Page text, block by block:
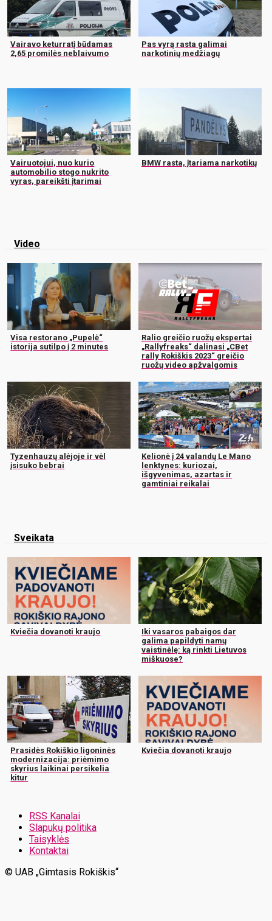
Vairavo keturratį būdamas
2,65 promilės neblaivumo
Pas vyrą rasta galimai
narkotinių medžiagų
Vairuotojui, nuo kurio
automobilio stogo nukrito
vyras, pareikšti įtarimai
BMW rasta, įtariama narkotikų
Video
Visa restorano „Pupelė“
istorija sutilpo į 2 minutes
Ralio greičio ruožų ekspertai
„Rallyfreaks“ dalinasi „CBet
rally Rokiškis 2023“ greičio
ruožų video apžvalgomis
Tyzenhauzų alėjoje ir vėl
įsisuko bebrai
Kelionė į 24 valandų Le Mano
lenktynes: kuriozai,
išgyvenimas, azartas ir
gamtiniai reikalai
Sveikata
Kviečia dovanoti kraujo
Iki vasaros pabaigos dar
galima papildyti namų
vaistinėlę: ką rinkti Lietuvos
miškuose?
Prasidės Rokiškio ligoninės
modernizacija: priėmimo
skyrius laikinai persikelia
kitur
Kviečia dovanoti kraujo
RSS Kanalai
Slapukų politika
Taisyklės
Kontaktai
© UAB „Gimtasis Rokiškis“